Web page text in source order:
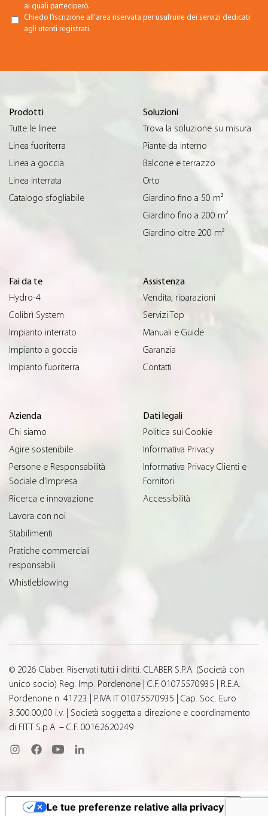
ai quali parteciperò.
Chiedo l’iscrizione all’area riservata per usufruire dei servizi dedicati
agli utenti registrati.
Prodotti
Tutte le linee
Linea fuoriterra
Linea a goccia
Linea interrata
Catalogo sfogliabile
Soluzioni
Trova la soluzione su misura
Piante da interno
Balcone e terrazzo
Orto
Giardino fino a 50 m²
Giardino fino a 200 m²
Giardino oltre 200 m²
Fai da te
Hydro-4
Colibrì System
Impianto interrato
Impianto a goccia
Impianto fuoriterra
Assistenza
Vendita, riparazioni
Servizi Top
Manuali e Guide
Garanzia
Contatti
Azienda
Chi siamo
Agire sostenibile
Persone e Responsabilità
Sociale d’Impresa
Ricerca e innovazione
Lavora con noi
Stabilimenti
Pratiche commerciali
responsabili
Whistleblowing
Dati legali
Politica sui Cookie
Informativa Privacy
Informativa Privacy Clienti e
Fornitori
Accessibilità
© 2026 Claber. Riservati tutti i diritti. CLABER S.P.A. (Società con
unico socio) Reg. Imp. Pordenone | C.F. 01075570935 | R.E.A.
Pordenone n. 41723 | P.IVA IT 01075570935 | Cap. Soc. Euro
3.500.00,00 i.v. | Società soggetta a direzione e coordinamento
di FITT S.p.A. – C.F. 00162620249
Le tue preferenze relative alla privacy